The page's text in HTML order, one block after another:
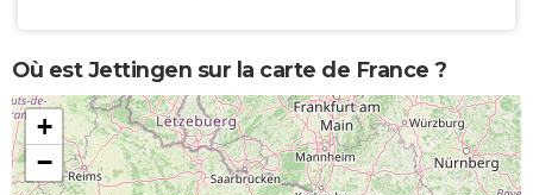
Où est Jettingen sur la carte de France ?
+
−